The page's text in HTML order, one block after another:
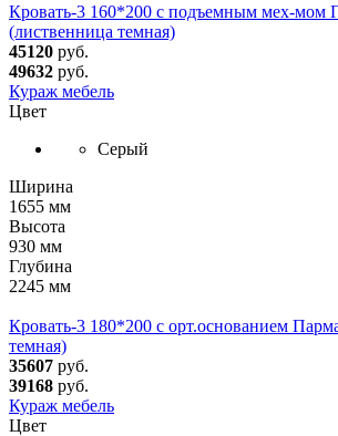
Кровать-3 160*200 с подъемным мех-мом
(лиственница темная)
45120 руб.
49632 руб.
Кураж мебель
Цвет
Серый
Ширина
1655 мм
Высота
930 мм
Глубина
2245 мм
Кровать-3 180*200 с орт.основанием
темная)
35607 руб.
39168 руб.
Кураж мебель
Цвет